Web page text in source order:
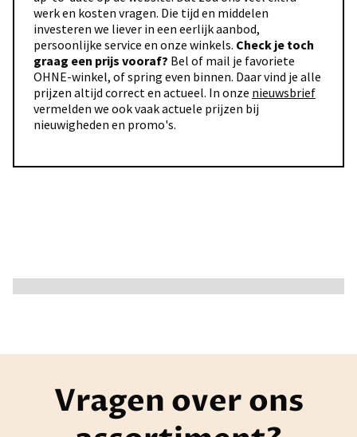
werk en kosten vragen. Die tijd en middelen
investeren we liever in een eerlijk aanbod,
persoonlijke service en onze winkels. Check je toch
graag een prijs vooraf? Bel of mail je favoriete
OHNE-winkel, of spring even binnen. Daar vind je alle
prijzen altijd correct en actueel. In onze nieuwsbrief
vermelden we ook vaak actuele prijzen bij
nieuwigheden en promo's.
Vragen over ons